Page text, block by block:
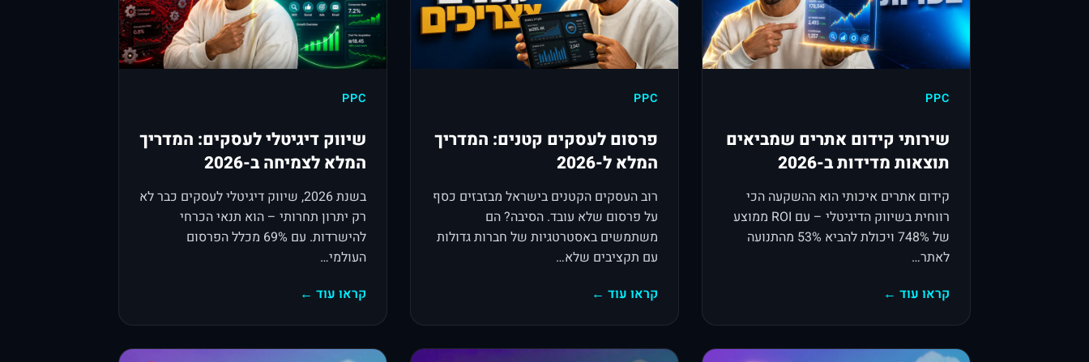
PPC
שירותי קידום אתרים שמביאים
תוצאות מדידות ב-2026
קידום אתרים איכותי הוא ההשקעה הכי
רווחית בשיווק הדיגיטלי – עם ROI ממוצע
של 748% ויכולת להביא 53% מהתנועה
לאתר…
קראו עוד ←
PPC
פרסום לעסקים קטנים: המדריך
המלא ל-2026
רוב העסקים הקטנים בישראל מבזבזים כסף
על פרסום שלא עובד. הסיבה? הם
משתמשים באסטרטגיות של חברות גדולות
עם תקציבים שלא…
קראו עוד ←
PPC
שיווק דיגיטלי לעסקים: המדריך
המלא לצמיחה ב-2026
בשנת 2026, שיווק דיגיטלי לעסקים כבר לא
רק יתרון תחרותי – הוא תנאי הכרחי
להישרדות. עם 69% מכלל הפרסום
העולמי…
קראו עוד ←